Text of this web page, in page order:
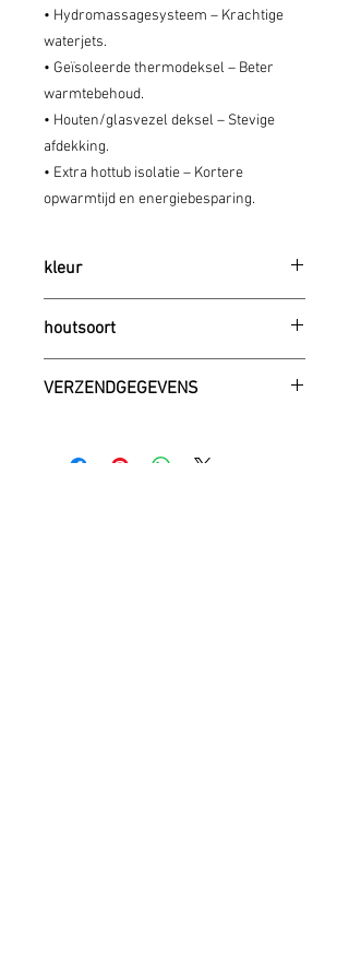
• Hydromassagesysteem – Krachtige
waterjets.
• Geïsoleerde thermodeksel – Beter
warmtebehoud.
• Houten/glasvezel deksel – Stevige
afdekking.
• Extra hottub isolatie – Kortere
opwarmtijd en energiebesparing.
kleur
creme (RAL9001)
blauw (RAL5012)
donker grijs (RAL7015)
houtsoort
ook in volgende houtsoorten.
VERZENDGEGEVENS
op zijn zijde op een europallet en kan